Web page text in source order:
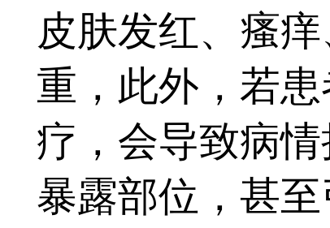
皮肤发红、瘙
重，此外，若
疗，会导致病
暴露部位，甚